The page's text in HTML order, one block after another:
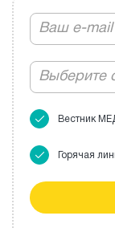
Выберите
Вестник
Горячая